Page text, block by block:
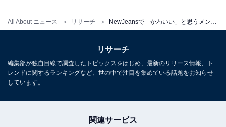
All About ニュース リサーチ NewJeansで「かわいい」と思うメンバーランキング！ 2位「ミンジ」を抑えた1位は？
リサーチ
編集部が独自目線で調査したトピックスをはじめ、最新のリリース情報、ト
レンドに関するランキングなど、世の中で注目を集めている話題をお知らせ
しています。
関連サービス